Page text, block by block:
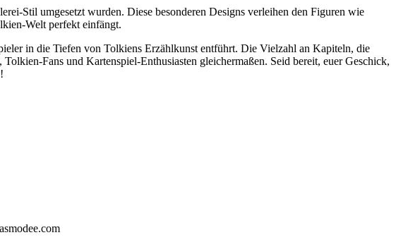
Stil umgesetzt wurden. Diese besonderen Designs verleihen den Figuren wie
Welt perfekt einfängt.
in die Tiefen von Tolkiens Erzählkunst entführt. Die Vielzahl an Kapiteln, die
Fans und Kartenspiel-Enthusiasten gleichermaßen. Seid bereit, euer Geschick,